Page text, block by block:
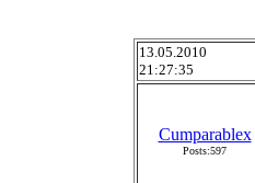
13.05.2010
21:27:35
Cumparablex
Posts:597